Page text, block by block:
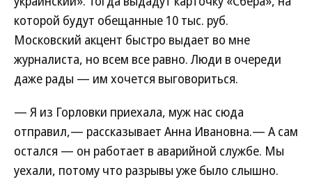
которой будут обещанные 10 тыс. руб.
Московский акцент быстро выдает во мне
журналиста, но всем все равно. Люди в очереди
даже рады — им хочется выговориться.
— Я из Горловки приехала, муж нас сюда
отправил,— рассказывает Анна Ивановна.— А сам
остался — он работает в аварийной службе. Мы
уехали, потому что разрывы уже было слышно.